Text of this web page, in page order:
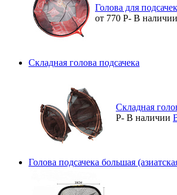
Голова для
от 770 Р- В наличии
Складная голова подсачека
Складная
Р- В наличии
Голова подсачека большая